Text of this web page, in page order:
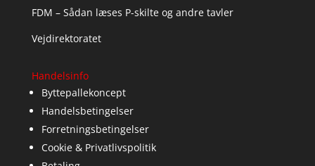
FDM – Sådan læses P-skilte og andre tavler
Vejdirektoratet
Handelsinfo
Byttepallekoncept
Handelsbetingelser
Forretningsbetingelser
Cookie & Privatlivspolitik